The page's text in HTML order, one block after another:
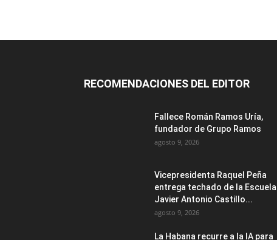
RECOMENDACIONES DEL EDITOR
Fallece Román Ramos Uría,
fundador de Grupo Ramos
agosto 9, 2026
Vicepresidenta Raquel Peña
entrega techado de la Escuela
Javier Antonio Castillo...
agosto 9, 2026
La Habana recurre a la IA para